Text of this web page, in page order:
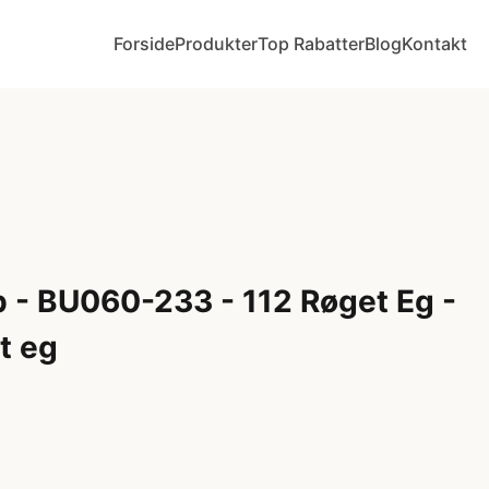
ForsideProdukterTop RabatterBlogKontakt
- BU060-233 - 112 Røget Eg -
eg